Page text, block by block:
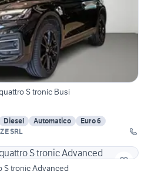
S tronic Busi
Diesel Automatico
Euro 6
SRL
S tronic Advanced